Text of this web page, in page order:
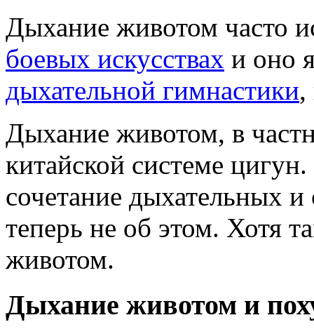
Дыхание животом часто
боевых искусствах и оно
дыхательной гимнастики,
Дыхание животом, в
китайской системе
сочетание дыхательных
теперь не об этом. Хотя
животом.
Дыхание животом и